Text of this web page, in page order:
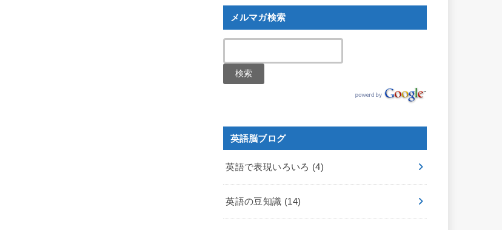
メルマガ検索
英語脳ブログ
英語で表現いろいろ (4)
英語の豆知識 (14)